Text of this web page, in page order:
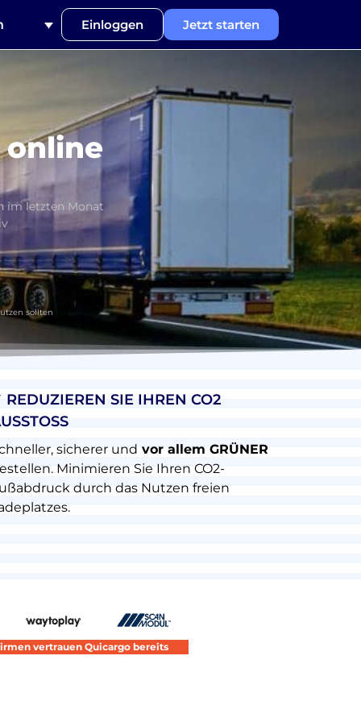
Einloggen Jetzt starten
online
im letzten Monat
sollten
SIE IHREN CO2
sicherer und vor allem GRÜNER
Minimieren Sie Ihren CO2-
durch das Nutzen freien
vertrauen Quicargo bereits